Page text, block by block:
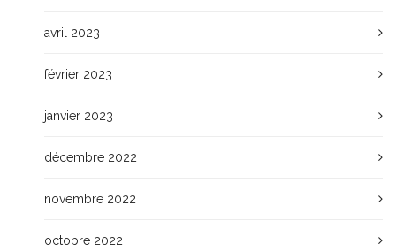
avril 2023
février 2023
janvier 2023
décembre 2022
novembre 2022
octobre 2022